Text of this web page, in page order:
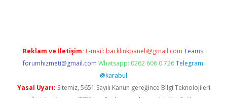
Reklam ve İletişim: E-mail: backlinkpaneli@gmail.com Teams:
forumhizmeti@gmail.com Whatsapp: 0262 606 0 726 Telegram:
@karabul
Yasal Uyarı: Sitemiz, 5651 Sayılı Kanun gereğince Bilgi Teknolojileri